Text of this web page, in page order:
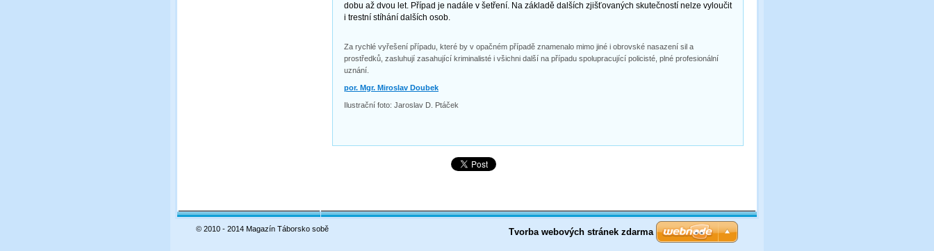
dobu až dvou let. Případ je nadále v šetření. Na základě dalších zjišťovaných skutečností nelze vyloučit
i trestní stíhání dalších osob.
Za rychlé vyřešení případu, které by v opačném případě znamenalo mimo jiné i obrovské nasazení sil a
prostředků, zasluhují zasahující kriminalisté i všichni další na případu spolupracující policisté, plné profesionální
uznání.
por. Mgr. Miroslav Doubek
Ilustrační foto: Jaroslav D. Ptáček
© 2010 - 2014 Magazín Táborsko sobě Tvorba webových stránek zdarma